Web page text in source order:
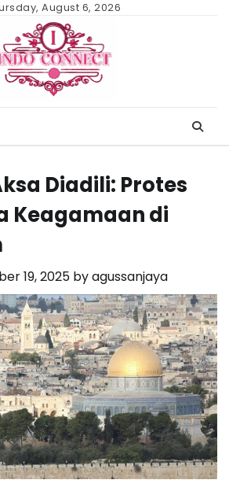
August 6, 2026
Diadili: Protes
Keagamaan di
19, 2025 byagussanjaya